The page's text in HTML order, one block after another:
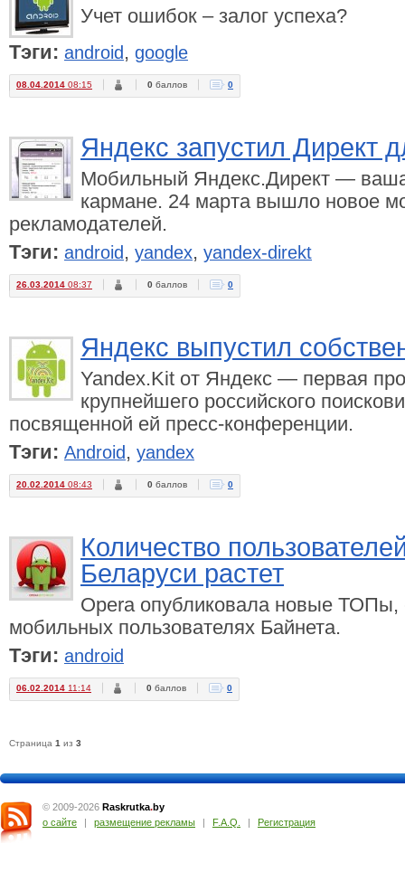
Учет ошибок – залог успеха?
Тэги: android , google
08.04.2014 08:15 0 баллов 0
Яндекс запустил Директ
Мобильный Яндекс.Директ —
кармане. 24 марта вышло новое
рекламодателей.
Тэги: android , yandex, yandex-direkt
26.03.2014 08:37 0 баллов 0
Яндекс выпустил
Yandex.Kit от Яндекс — первая
крупнейшего российского
посвященной ей пресс-конференции.
Тэги: Android , yandex
20.02.2014 08:43 0 баллов 0
Количество
Беларуси растет
Opera опубликовала новые ТОПы,
мобильных пользователях Байнета.
Тэги: android
06.02.2014 11:14 0 баллов 0
Страница 1 из 3
© 2009-2026 Raskrutka.by
о сайте
| размещение рекламы | F.A.Q. | Регистрация